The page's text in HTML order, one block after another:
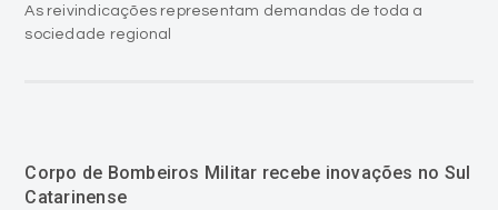
As reivindicações representam demandas de toda a
sociedade regional
Corpo de Bombeiros Militar recebe inovações no Sul
Catarinense